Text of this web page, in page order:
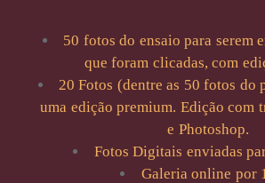
50 fotos do ensaio para serem
que foram clicadas, com
20 Fotos (dentre as 50 fotos do
uma edição premium. Edição com
e Photoshop.
Fotos Digitais enviadas
Galeria online por